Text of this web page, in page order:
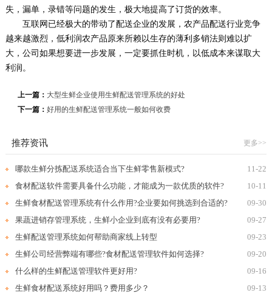
失，漏单，录错等问题的发生，极大地提高了订货的效率。
互联网已经极大的带动了配送企业的发展，农产品配送行业竞争
越来越激烈，低利润农产品原来所赖以生存的薄利多销法则难以扩
大，公司如果想要进一步发展，一定要抓住时机，以低成本来谋取大
利润。
上一篇： 大型生鲜企业使用生鲜配送管理系统的好处
下一篇： 好用的生鲜配送管理系统一般如何收费
推荐资讯 更多>>
11-22
哪款生鲜分拣配送系统适合当下生鲜零售新模式?
10-11
食材配送软件需要具备什么功能，才能成为一款优质的软件?
09-30
生鲜食材配送管理系统有什么作用?企业要如何挑选到合适的?
09-27
果蔬进销存管理系统，生鲜小企业到底有没有必要用?
09-23
生鲜配送管理系统如何帮助商家线上转型
09-20
生鲜公司经营弊端有哪些?食材配送管理软件如何选择?
09-16
什么样的生鲜配送管理软件更好用?
09-13
生鲜食材配送系统好用吗？费用多少？